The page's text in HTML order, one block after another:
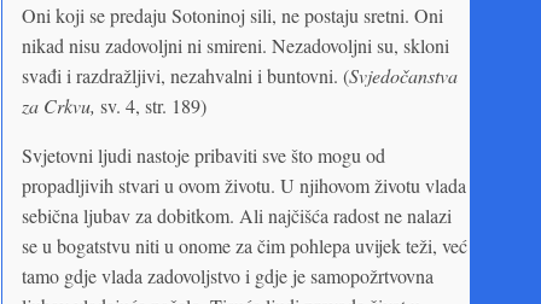
Oni koji se predaju Sotoninoj sili, ne postaju sretni. Oni
nikad nisu zadovoljni ni smireni. Nezadovoljni su, skloni
svađi i razdražljivi, nezahvalni i buntovni. (Svjedočanstva
za Crkvu, sv. 4, str. 189)
Svjetovni ljudi nastoje pribaviti sve što mogu od
propadljivih stvari u ovom životu. U njihovom životu vlada
sebična ljubav za dobitkom. Ali najčišća radost ne nalazi
se u bogatstvu niti u onome za čim pohlepa uvijek teži, već
tamo gdje vlada zadovoljstvo i gdje je samopožrtvovna